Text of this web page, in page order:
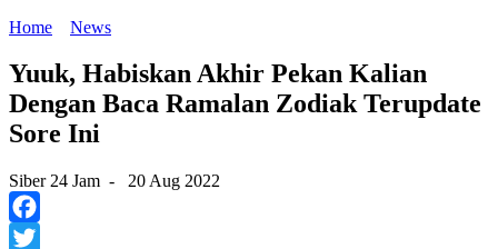
Home
News
Yuuk, Habiskan Akhir Pekan Kalian
Dengan Baca Ramalan Zodiak Terupdate
Sore Ini
Siber 24 Jam - 20 Aug 2022
Facebook